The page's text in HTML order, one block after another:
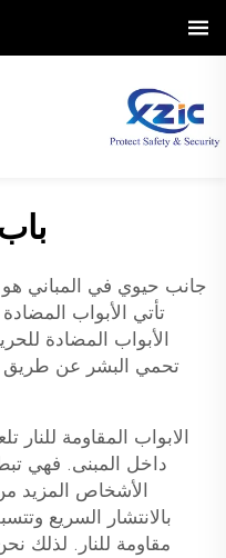
جانب حيوي في المباني هو
تأتي الأبواب
الأبواب المضادة
تحمي البشر عن طريق
الابواب المقاومة للنار
داخل المبنى. فهي
الأشخاص المزيد
بالانتشار السريع
مقاومة للنار. لذلك